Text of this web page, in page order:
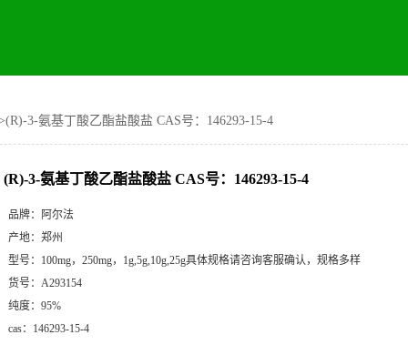
(R)-3-氨基丁酸乙酯盐酸盐 CAS号：146293-15-4
(R)-3-氨基丁酸乙酯盐酸盐 CAS号：146293-15-4
品牌：
阿尔法
产地： 郑州
型号： 100mg，250mg，1g,5g,10g,25g具体规格请咨询客服确认，规格多样
货号： A293154
纯度： 95%
cas： 146293-15-4